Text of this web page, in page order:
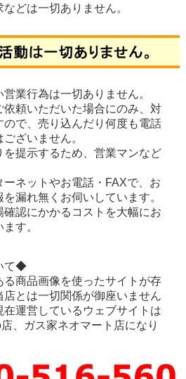
どは一切ありません。
業行為は一切ありません。
依頼いただいた場合にのみ、対
ので、売り込んだり何度も電話
ざいません。
を提示するため、営業マンなど
ネットやお電話・FAXで、お
漏れ無くお伺いしています。
認にかかるコストを大幅にお
す。
て◆
る商品画像を使ったサイトが存
とは一切関係が御座いません
運営しているウェブサイトは
、ガス家ネオマート店になり